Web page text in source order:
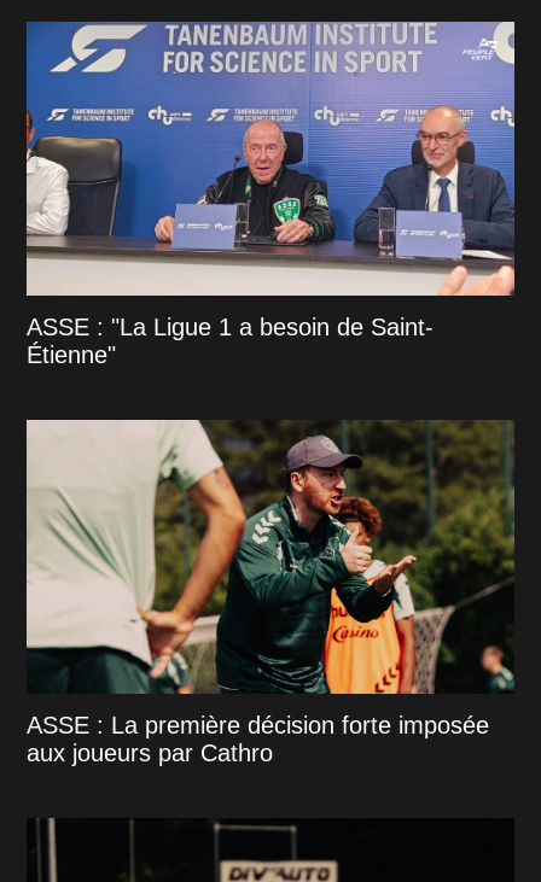
ASSE : "La Ligue 1 a besoin de Saint-
Étienne"
ASSE : La première décision forte imposée
aux joueurs par Cathro